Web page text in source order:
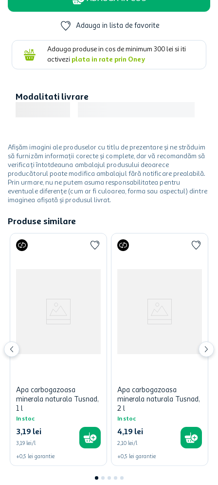
Adauga in lista de favorite
Adauga produse in cos de minimum 300 lei si iti
activezi plata in rate prin Oney
Modalitati livrare
Afișăm imagini ale produselor cu titlu de prezentare și ne străduim
să furnizăm informații corecte și complete, dar vă recomandăm să
verificați întotdeauna ambalajul produsului deoarece
producătorul poate modifica ambalajul fără notificare prealabilă.
Prin urmare, nu ne putem asuma responsabilitatea pentru
eventuale diferențe (cum ar fi culoarea, forma sau aspectul) dintre
imaginea afișată și produsul livrat.
Produse similare
Apa carbogazoasa
minerala naturala Tusnad,
1 l
In stoc
3,19 lei
3,19 lei/l
+0,5 lei garantie
Apa carbogazoasa
minerala naturala Tusnad,
2 l
In stoc
4,19 lei
2,10 lei/l
+0,5 lei garantie